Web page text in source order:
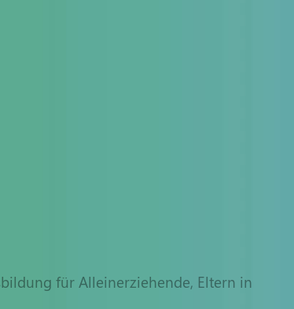
für Alleinerziehende, Eltern in